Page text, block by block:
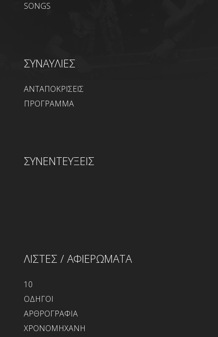
SONGS
ΣΥΝΑΥΛΙΕΣ
ΑΝΤΑΠΟΚΡΙΣΕΙΣ
ΠΡΟΓΡΑΜΜΑ
ΣΥΝΕΝΤΕΥΞΕΙΣ
ΛΙΣΤΕΣ / ΑΦΙΕΡΩΜΑΤΑ
10
ΟΔΗΓΟΙ
ΑΡΘΡΟΓΡΑΦΙΑ
ΧΡΟΝΟΜΗΧΑΝΗ